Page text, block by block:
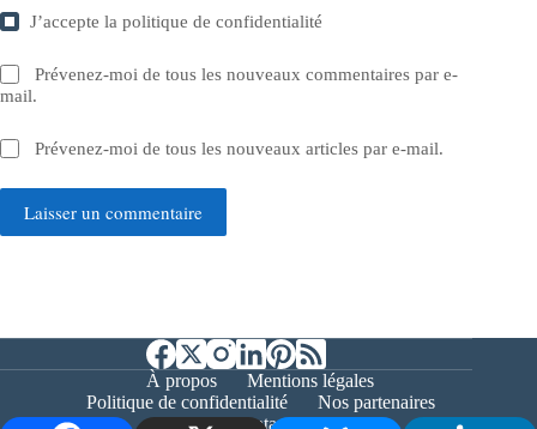
J’accepte lapolitique de confidentialité
Prévenez-moi de tous les nouveaux commentaires par e-
mail.
Prévenez-moi de tous les nouveaux articles par e-mail.
Laisser un commentaire
À propos
Mentions légales
Politique de confidentialité
Nos partenaires
Contact